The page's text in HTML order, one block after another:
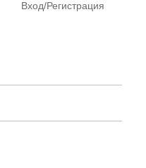
Вход/Регистрация